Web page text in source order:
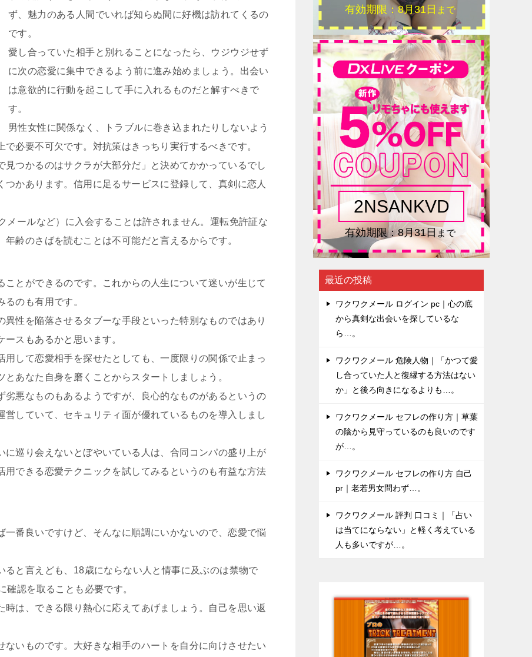
ず、魅力のある人間でいれば知らぬ間に好機は訪れてくるの
です。
愛し合っていた相手と別れることになったら、ウジウジせず
に次の恋愛に集中できるよう前に進み始めましょう。出会い
は意欲的に行動を起こして手に入れるものだと解すべきで
す。
男性女性に関係なく、トラブルに巻き込まれたりしないよう
必要不可欠です。対抗策はきっちり実行するべきです。
見つかるのはサクラが大部分だ」と決めてかかっているでし
かあります。信用に足るサービスに登録して、真剣に恋人
メールなど）に入会することは許されません。運転免許証な
齢のさばを読むことは不可能だと言えるからです。
とができるのです。これからの人生について迷いが生じて
のも有用です。
性を陥落させるタブーな手段といった特別なものではあり
スもあるかと思います。
して恋愛相手を探せたとしても、一度限りの関係で止まっ
あなた自身を磨くことからスタートしましょう。
劣悪なものもあるようですが、良心的なものがあるというの
していて、セキュリティ面が優れているものを導入しまし
巡り会えないとぼやいている人は、合同コンパの盛り上が
用できる恋愛テクニックを試してみるというのも有益な方法
番良いですけど、そんなに順調にいかないので、恋愛で悩
と言えども、18歳にならない人と情事に及ぶのは禁物で
認を取ることも必要です。
は、できる限り熱心に応えてあげましょう。自己を思い返
いものです。大好きな相手のハートを自分に向けさせたい
最近の投稿
ワクワクメール ログイン pc｜心の底
から真剣な出会いを探しているな
ら…。
ワクワクメール 危険人物｜「かつて愛
し合っていた人と復縁する方法はない
か」と後ろ向きになるよりも…。
ワクワクメール セフレの作り方｜草葉
の陰から見守っているのも良いのです
が…。
ワクワクメール セフレの作り方 自己
pr｜老若男女問わず…。
ワクワクメール 評判 口コミ｜「占い
は当てにならない」と軽く考えている
人も多いですが…。